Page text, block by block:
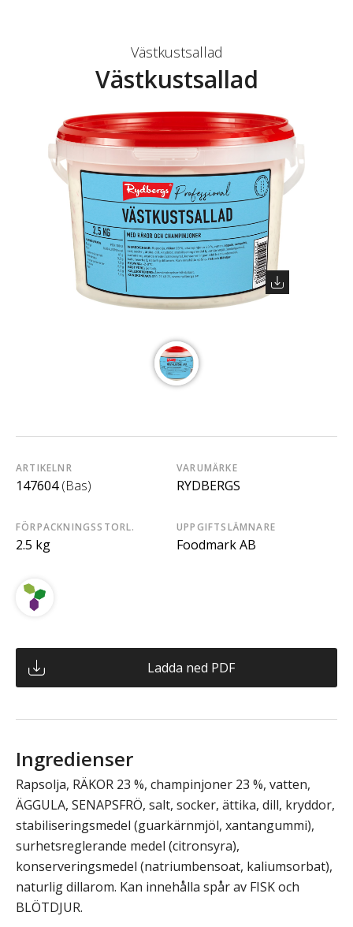
Västkustsallad
Västkustsallad
ARTIKELNR
147604 (Bas)
VARUMÄRKE
RYDBERGS
FÖRPACKNINGSSTORL.
2.5 kg
UPPGIFTSLÄMNARE
Foodmark AB
Ladda ned PDF
Ingredienser
Rapsolja, RÄKOR 23 %, champinjoner 23 %, vatten,
ÄGGULA, SENAPSFRÖ, salt, socker, ättika, dill, kryddor,
stabiliseringsmedel (guarkärnmjöl, xantangummi),
surhetsreglerande medel (citronsyra),
konserveringsmedel (natriumbensoat, kaliumsorbat),
naturlig dillarom. Kan innehålla spår av FISK och
BLÖTDJUR.